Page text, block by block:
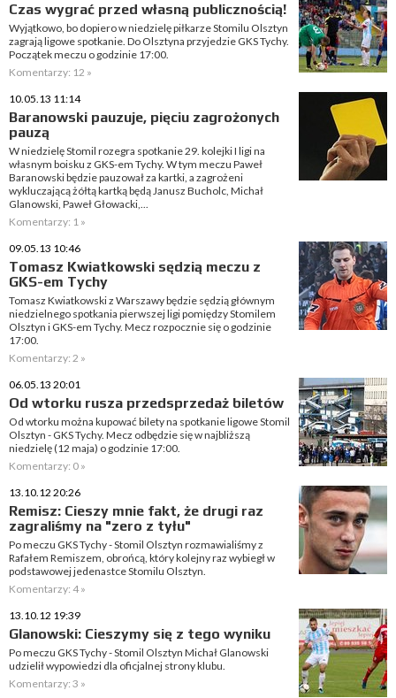
Czas wygrać przed własną publicznością!
Wyjątkowo, bo dopiero w niedzielę piłkarze Stomilu Olsztyn
zagrają ligowe spotkanie. Do Olsztyna przyjedzie GKS Tychy.
Początek meczu o godzinie 17:00.
Komentarzy: 12 »
10.05.13 11:14
Baranowski pauzuje, pięciu zagrożonych
pauzą
W niedzielę Stomil rozegra spotkanie 29. kolejki I ligi na
własnym boisku z GKS-em Tychy. W tym meczu Paweł
Baranowski będzie pauzował za kartki, a zagrożeni
wykluczającą żółtą kartką będą Janusz Bucholc, Michał
Glanowski, Paweł Głowacki,...
Komentarzy: 1 »
09.05.13 10:46
Tomasz Kwiatkowski sędzią meczu z
GKS-em Tychy
Tomasz Kwiatkowski z Warszawy będzie sędzią głównym
niedzielnego spotkania pierwszej ligi pomiędzy Stomilem
Olsztyn i GKS-em Tychy. Mecz rozpocznie się o godzinie
17:00.
Komentarzy: 2 »
06.05.13 20:01
Od wtorku rusza przedsprzedaż biletów
Od wtorku można kupować bilety na spotkanie ligowe Stomil
Olsztyn - GKS Tychy. Mecz odbędzie się w najbliższą
niedzielę (12 maja) o godzinie 17:00.
Komentarzy: 0 »
13.10.12 20:26
Remisz: Cieszy mnie fakt, że drugi raz
zagraliśmy na "zero z tyłu"
Po meczu GKS Tychy - Stomil Olsztyn rozmawialiśmy z
Rafałem Remiszem, obrońcą, który kolejny raz wybiegł w
podstawowej jedenastce Stomilu Olsztyn.
Komentarzy: 4 »
13.10.12 19:39
Glanowski: Cieszymy się z tego wyniku
Po meczu GKS Tychy - Stomil Olsztyn Michał Glanowski
udzielił wypowiedzi dla oficjalnej strony klubu.
Komentarzy: 3 »